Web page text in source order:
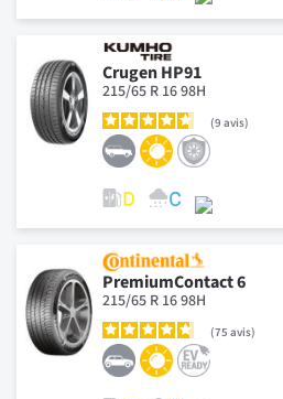
Crugen HP91
215/65 R 16 98H
9 avis
PremiumContact 6
215/65 R 16 98H
75 avis